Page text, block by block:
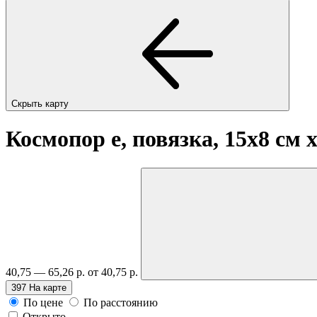
Скрыть карту
Космопор е, повязка, 15х8 см
40,75 — 65,26 р. от 40,75 р.
397 На карте
По цене
По расстоянию